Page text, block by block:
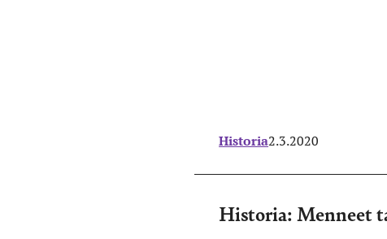
Historia2.3.2020
Historia: Menneet